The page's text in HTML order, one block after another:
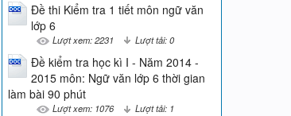
Đề thi Kiểm tra 1 tiết môn ngữ văn
lớp 6
Lượt xem: 2231 Lượt tải: 0
Đề kiểm tra học kì I - Năm 2014 -
2015 môn: Ngữ văn lớp 6 thời gian
làm bài 90 phút
Lượt xem: 1076 Lượt tải: 1